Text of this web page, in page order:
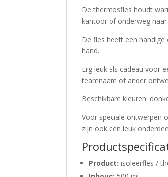
De thermosfles houdt
kantoor of onderweg
De fles heeft een handige
hand.
Erg leuk als cadeau voor
teamnaam of ander
Beschikbare kleuren:
Voor speciale ontwerpen
zijn ook een leuk
Product: isoleerfles /